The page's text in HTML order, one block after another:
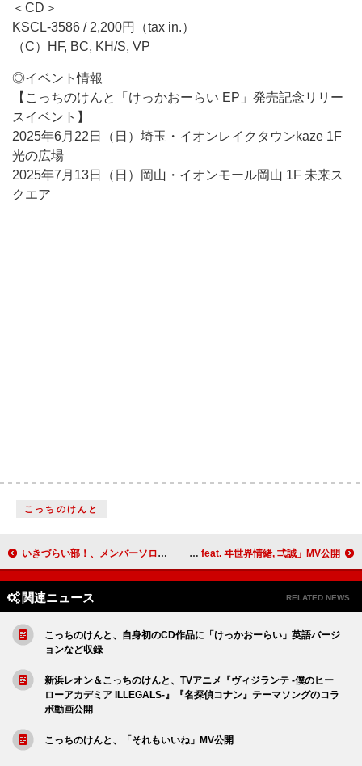
＜CD＞
KSCL-3586 / 2,200円（tax in.）
（C）HF, BC, KH/S, VP
◎イベント情報
【こっちのけんと「けっかおーらい EP」発売記念リリー
スイベント】
2025年6月22日（日）埼玉・イオンレイクタウンkaze 1F
光の広場
2025年7月13日（日）岡山・イオンモール岡山 1F 未来ス
クエア
こっちのけんと
いきづらい部！、メンバーソロシングル10枚連続リリース決定 MAISONdes、新曲「連れ出してトロイメライ feat. ヰ世界情緒, 弌誠」MV公開
関連ニュース RELATED NEWS
こっちのけんと、自身初のCD作品に「けっかおーらい」英語バージ
ョンなど収録
新浜レオン＆こっちのけんと、TVアニメ『ヴィジランテ -僕のヒー
ローアカデミア ILLEGALS-』『名探偵コナン』テーマソングのコラ
ボ動画公開
こっちのけんと、「それもいいね」MV公開